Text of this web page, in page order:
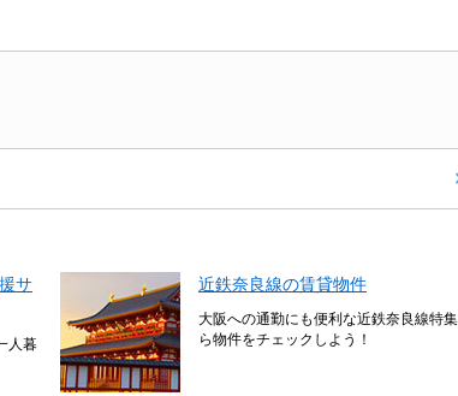
サ
人暮
近鉄奈良線の賃貸物件
大阪への通勤にも便利な近鉄奈良線特
ら物件をチェックしよう！